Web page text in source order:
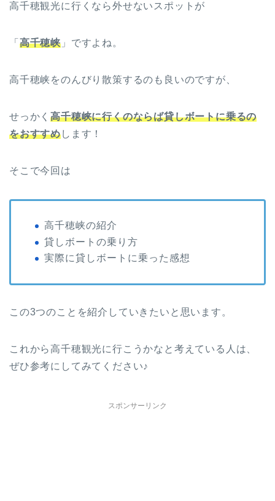
高千穂観光に行くなら外せないスポットが
「 高千穂峡 」ですよね。
高千穂峡をのんびり散策するのも良いのですが、
せっかく高千穂峡に行くのならば貸しボートに乗るの
をおすすめします！
そこで今回は
高千穂峡の紹介
貸しボートの乗り方
実際に貸しボートに乗った感想
この3つのことを紹介していきたいと思います。
これから高千穂観光に行こうかなと考えている人は、
ぜひ参考にしてみてください♪
スポンサーリンク